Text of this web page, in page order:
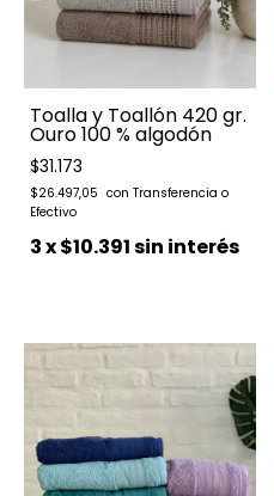
Toalla y Toallón 420 gr.
Ouro 100 % algodón
$31.173
$26.497,05
3x$10.391sin interés